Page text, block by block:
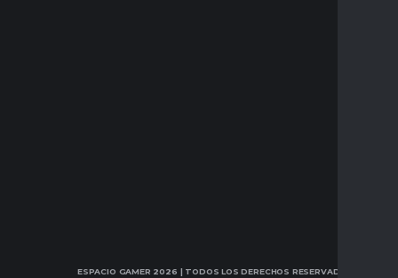
ESPACIO GAMER 2026 | TODOS LOS DERECHOS RESERVADOS.